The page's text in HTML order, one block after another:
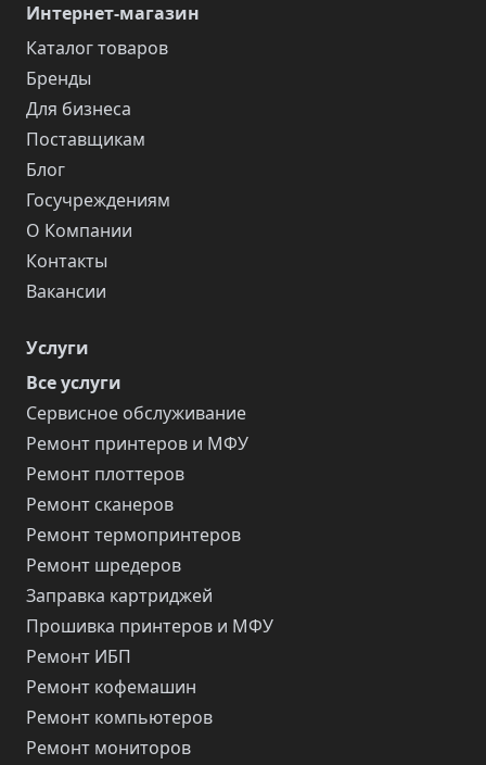
Интернет-магазин
Каталог товаров
Бренды
Для бизнеса
Поставщикам
Блог
Госучреждениям
О Компании
Контакты
Вакансии
Услуги
Все услуги
Сервисное обслуживание
Ремонт принтеров и МФУ
Ремонт плоттеров
Ремонт сканеров
Ремонт термопринтеров
Ремонт шредеров
Заправка картриджей
Прошивка принтеров и МФУ
Ремонт ИБП
Ремонт кофемашин
Ремонт компьютеров
Ремонт мониторов